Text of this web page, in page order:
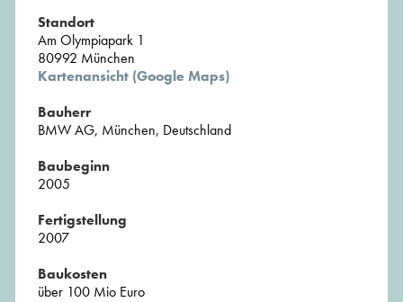
Standort
Am Olympiapark 1
80992 München
Kartenansicht (Google Maps)
Bauherr
BMW AG, München, Deutschland
Baubeginn
2005
Fertigstellung
2007
Baukosten
über 100 Mio Euro